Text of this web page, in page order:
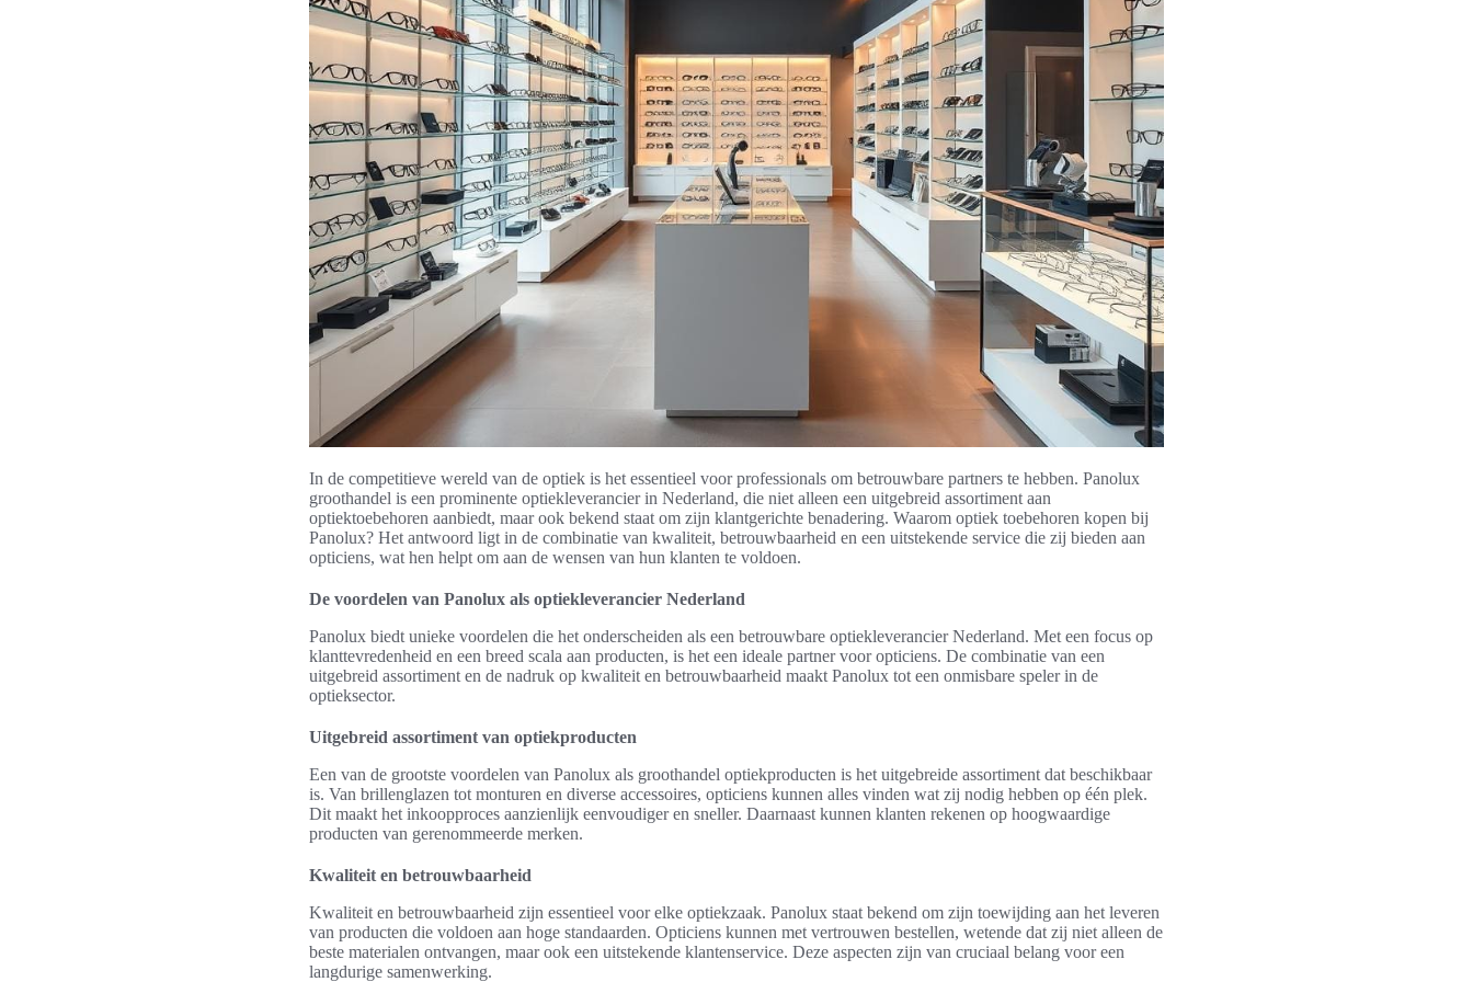
In de competitieve wereld van de optiek is het essentieel voor professionals om betrouwbare partners te hebben. Panolux
groothandel is een prominente optiekleverancier in Nederland, die niet alleen een uitgebreid assortiment aan
optiektoebehoren aanbiedt, maar ook bekend staat om zijn klantgerichte benadering. Waarom optiek toebehoren kopen bij
Panolux? Het antwoord ligt in de combinatie van kwaliteit, betrouwbaarheid en een uitstekende service die zij bieden aan
opticiens, wat hen helpt om aan de wensen van hun klanten te voldoen.
De voordelen van Panolux als optiekleverancier Nederland
Panolux biedt unieke voordelen die het onderscheiden als een betrouwbare optiekleverancier Nederland. Met een focus op
klanttevredenheid en een breed scala aan producten, is het een ideale partner voor opticiens. De combinatie van een
uitgebreid assortiment en de nadruk op kwaliteit en betrouwbaarheid maakt Panolux tot een onmisbare speler in de
optieksector.
Uitgebreid assortiment van optiekproducten
Een van de grootste voordelen van Panolux als groothandel optiekproducten is het uitgebreide assortiment dat beschikbaar
is. Van brillenglazen tot monturen en diverse accessoires, opticiens kunnen alles vinden wat zij nodig hebben op één plek.
Dit maakt het inkoopproces aanzienlijk eenvoudiger en sneller. Daarnaast kunnen klanten rekenen op hoogwaardige
producten van gerenommeerde merken.
Kwaliteit en betrouwbaarheid
Kwaliteit en betrouwbaarheid zijn essentieel voor elke optiekzaak. Panolux staat bekend om zijn toewijding aan het leveren
van producten die voldoen aan hoge standaarden. Opticiens kunnen met vertrouwen bestellen, wetende dat zij niet alleen de
beste materialen ontvangen, maar ook een uitstekende klantenservice. Deze aspecten zijn van cruciaal belang voor een
langdurige samenwerking.